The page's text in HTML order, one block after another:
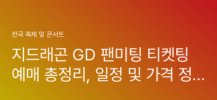
전국 축제 및 콘서트
지드래곤 GD 팬미팅 티켓팅
예매 총정리, 일정 및 가격 정